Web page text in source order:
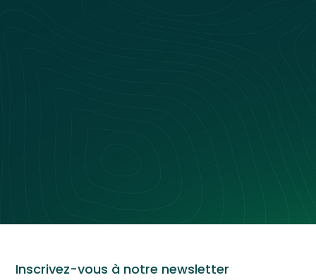
Inscrivez-vous à notre newsletter